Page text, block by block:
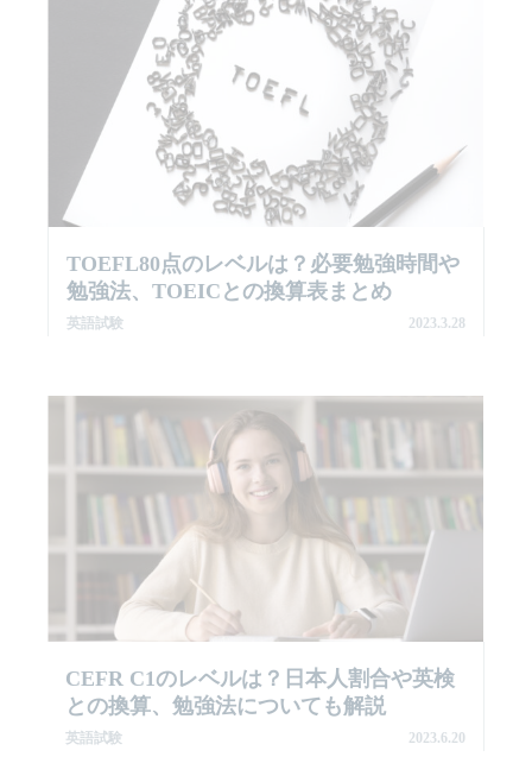
TOEFL80点のレベルは？必要勉強時間や
勉強法、TOEICとの換算表まとめ
英語試験 2023.3.28
CEFR C1のレベルは？日本人割合や英検
との換算、勉強法についても解説
英語試験 2023.6.20